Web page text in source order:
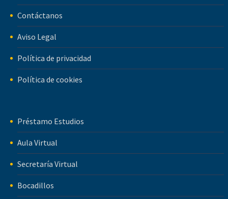
Contáctanos
Aviso Legal
Política de privacidad
Política de cookies
Préstamo Estudios
Aula Virtual
Secretaría Virtual
Bocadillos